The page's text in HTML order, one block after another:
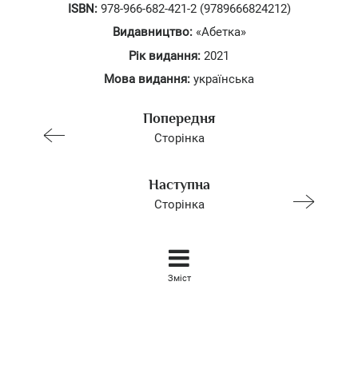
ISBN:978-966-682-421-2 (9789666824212)
Видавництво:«Абетка»
Рік видання: 2021
Мова видання: українська
Попередня
Сторінка
Наступна
Сторінка
Зміст